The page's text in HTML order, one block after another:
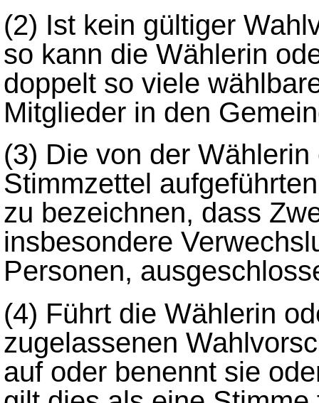
(2) Ist kein gültiger
so kann die Wählerin
doppelt so viele
Mitglieder in den
(3) Die von der
Stimmzettel
zu bezeichnen, dass
insbesondere
Personen,
(4) Führt die Wählerin
zugelassenen
auf oder benennt sie